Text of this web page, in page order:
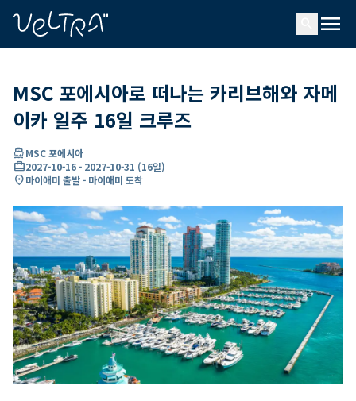
menu
MSC 포에시아로 떠나는 카리브해와 자메
이카 일주 16일 크루즈
directions_boatMSC 포에시아
card_travel2027-10-16- 2027-10-31 (16일)
location_on마이애미 출발 - 마이애미 도착